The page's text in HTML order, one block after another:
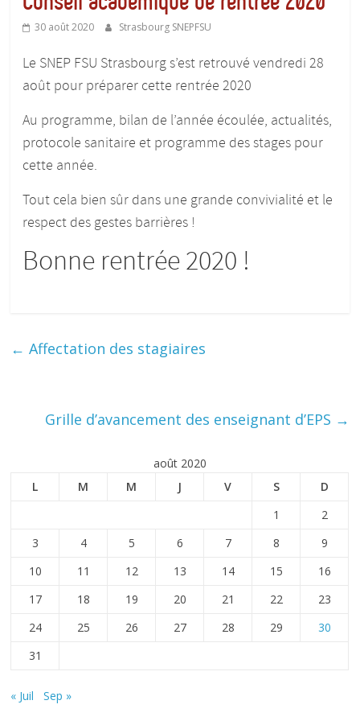
30 août 2020 Strasbourg SNEPFSU
Le SNEP FSU Strasbourg s’est retrouvé vendredi 28
août pour préparer cette rentrée 2020
Au programme, bilan de l’année écoulée, actualités,
protocole sanitaire et programme des stages pour
cette année.
Tout cela bien sûr dans une grande convivialité et le
respect des gestes barrières !
Bonne rentrée 2020 !
← Affectation des stagiaires
Grille d’avancement des enseignant d’EPS →
août 2020
L
M M J V S
D
1
2
3
4 5 6 7 8
9
10
11 12 13 14 15
16
17
18 19 20 21 22
23
24
25 26 27 28 29
30
31
« Juil Sep »